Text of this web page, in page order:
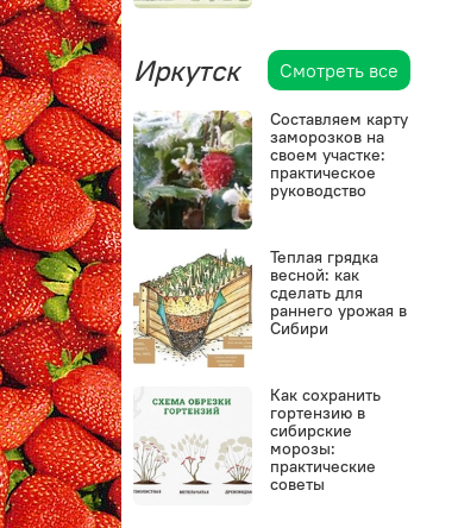
Иркутск Смотреть все
Составляем карту
заморозков на
своем участке:
практическое
руководство
Теплая грядка
весной: как
сделать для
раннего урожая в
Сибири
Как сохранить
гортензию в
сибирские
морозы:
практические
советы